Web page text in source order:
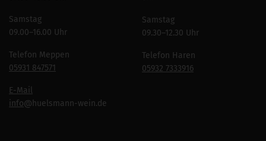
Samstag
09.00–16.00 Uhr
Telefon Meppen
05931 847571
E-Mail
info@huelsmann-wein.de
Samstag
09.30–12.30 Uhr
Telefon Haren
05932 7333916